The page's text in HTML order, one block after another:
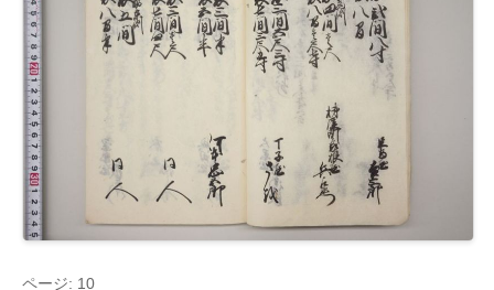
ページ: 10